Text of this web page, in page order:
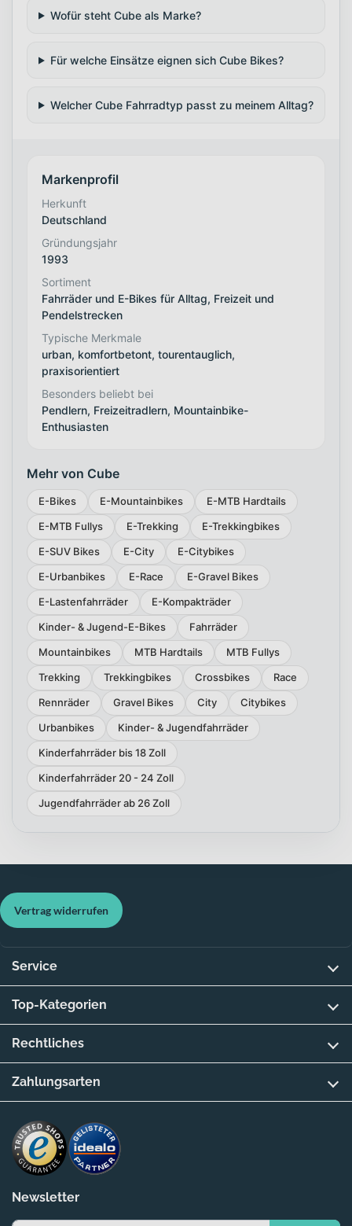
Wofür steht Cube als Marke?
Für welche Einsätze eignen sich Cube Bikes?
Welcher Cube Fahrradtyp passt zu meinem Alltag?
Markenprofil
Herkunft
Deutschland
Gründungsjahr
1993
Sortiment
Fahrräder und E-Bikes für Alltag, Freizeit und
Pendelstrecken
Typische Merkmale
urban, komfortbetont, tourentauglich,
praxisorientiert
Besonders beliebt bei
Pendlern, Freizeitradlern, Mountainbike-
Enthusiasten
Mehr von Cube
E-Bikes E-Mountainbikes
E-MTB Hardtails
E-MTB Fullys
E-Trekking
E-Trekkingbikes
E-SUV Bikes
E-City
E-Citybikes
E-Urbanbikes
E-Race
E-Gravel Bikes
E-Lastenfahrräder
E-Kompakträder
Kinder- & Jugend-E-Bikes
Fahrräder
Mountainbikes
MTB Hardtails
MTB Fullys
Trekking
Trekkingbikes Crossbikes
Race
Rennräder
Gravel Bikes City
Citybikes
Urbanbikes
Kinder- & Jugendfahrräder
Kinderfahrräder bis 18 Zoll
Kinderfahrräder 20 - 24 Zoll
Jugendfahrräder ab 26 Zoll
Newsletter
Vertrag widerrufen
Service
Top-Kategorien
Rechtliches
Zahlungsarten